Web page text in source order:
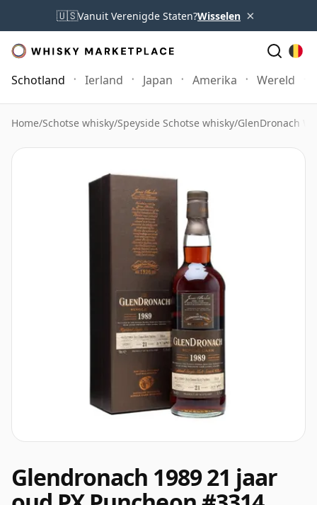
🇺🇸Vanuit Verenigde Staten?Wisselen ×
Schotland Ierland Japan Amerika Wereld
Home/Schotse whisky/Speyside Schotse whisky/GlenDronach
Glendronach 1989 21 jaar